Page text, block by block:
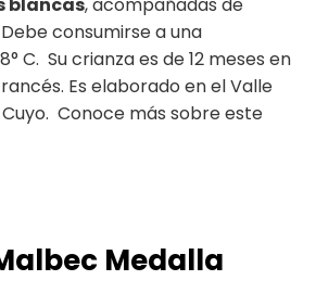
consumirse a una
C. Su crianza es de 12 meses en
Es elaborado en el Valle
Conoce más sobre este
Medalla